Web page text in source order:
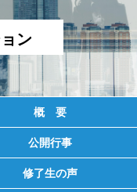
ン
概 要
公開行事
修了生の声